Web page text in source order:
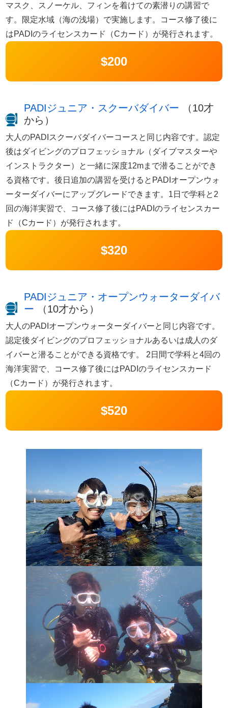
マスク、スノーケル、フィンを着けての素潜りの講習で
す。限定水域（海の浅場）で実施します。コース修了後に
はPADIのライセンスカード（Cカード）が発行されます。
$200
PADIジュニア・スクーバダイバー （10才
から）
大人のPADIスクーバダイバーコースと同じ内容です。認定
後はダイビングのプロフェッショナル（ダイブマスターや
インストラクター）と一緒に深度12mまで潜ることができ
る資格です。後日追加の講習を受けるとPADIオープンウォ
ーターダイバーにアップグレードできます。1日で学科と2
回の海洋実習で、コース修了後にはPADIのライセンスカー
ド（Cカード）が発行されます。
$320
PADIジュニア・オープンウォーターダイバ
ー （10才から）
大人のPADIオープンウォーターダイバーと同じ内容です。
認定後ダイビングのプロフェッショナルあるいは成人のダ
イバーと潜ることができる資格です。 2日間で学科と4回の
海洋実習で、コース修了後にはPADIのライセンスカード
（Cカード）が発行されます。
$520